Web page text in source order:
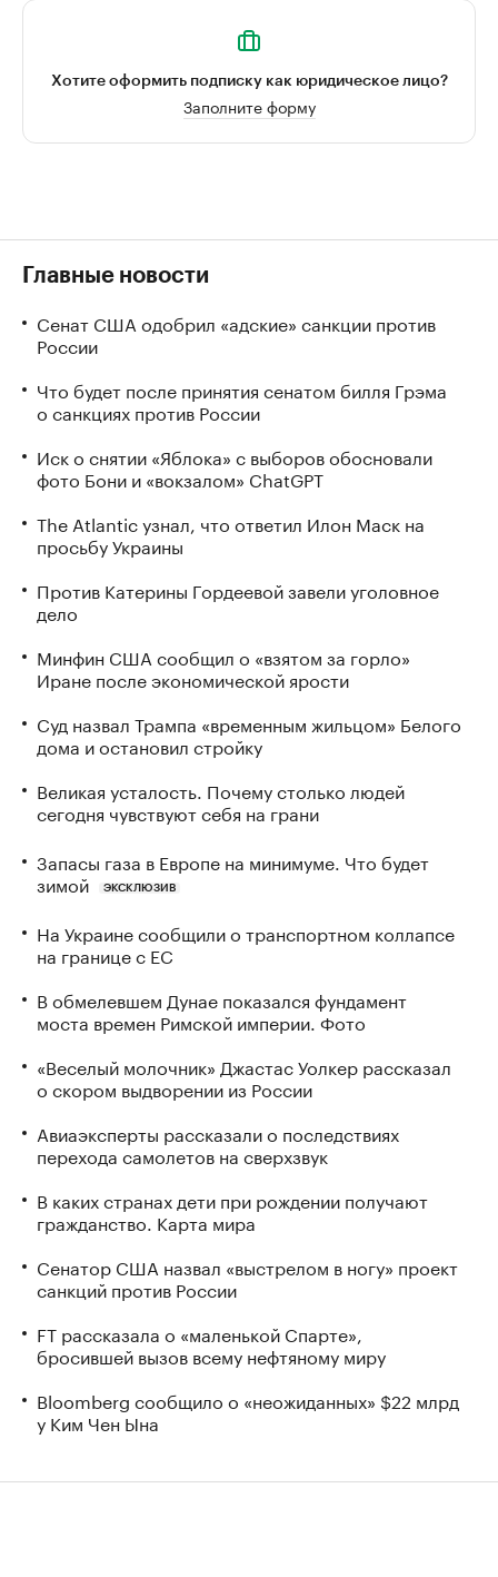
Хотите оформить подписку как юридическое лицо?
Заполните форму
Главные новости
Сенат США одобрил «адские» санкции против
России
Что будет после принятия сенатом билля Грэма
о санкциях против России
Иск о снятии «Яблока» с выборов обосновали
фото Бони и «вокзалом» ChatGPT
The Atlantic узнал, что ответил Илон Маск на
просьбу Украины
Против Катерины Гордеевой завели уголовное
дело
Минфин США сообщил о «взятом за горло»
Иране после экономической ярости
Суд назвал Трампа «временным жильцом» Белого
дома и остановил стройку
Великая усталость. Почему столько людей
сегодня чувствуют себя на грани
Запасы газа в Европе на минимуме. Что будет
зимой
ЭКСКЛЮЗИВ
На Украине сообщили о транспортном коллапсе
на границе с ЕС
В обмелевшем Дунае показался фундамент
моста времен Римской империи. Фото
«Веселый молочник» Джастас Уолкер рассказал
о скором выдворении из России
Авиаэксперты рассказали о последствиях
перехода самолетов на сверхзвук
В каких странах дети при рождении получают
гражданство. Карта мира
Сенатор США назвал «выстрелом в ногу» проект
санкций против России
FT рассказала о «маленькой Спарте»,
бросившей вызов всему нефтяному миру
Bloomberg сообщило о «неожиданных» $22 млрд
у Ким Чен Ына